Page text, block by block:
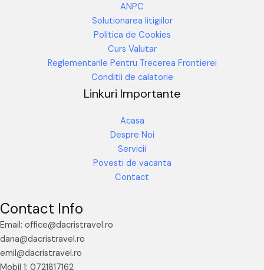
ANPC
Solutionarea litigiilor
Politica de Cookies
Curs Valutar
Reglementarile Pentru Trecerea Frontierei
Conditii de calatorie
Linkuri Importante
Acasa
Despre Noi
Servicii
Povesti de vacanta
Contact
Contact Info
Email: office@dacristravel.ro
dana@dacristravel.ro
emil@dacristravel.ro
Mobil 1: 0721817162